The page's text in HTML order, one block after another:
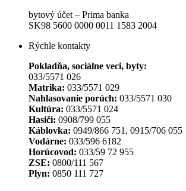
bytový účet – Prima banka
SK98 5600 0000 0011 1583 2004
Rýchle kontakty
Pokladňa, sociálne veci, byty:
033/5571 026
Matrika: 033/5571 029
Nahlasovanie porúch: 033/5571 030
Kultúra: 033/5571 024
Hasiči: 0908/799 055
Káblovka: 0949/866 751, 0915/706 055
Vodárne: 033/596 6182
Horúcovod: 033/59 72 955
ZSE: 0800/111 567
Plyn: 0850 111 727